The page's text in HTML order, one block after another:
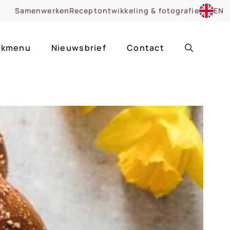
SamenwerkenReceptontwikkeling & fotografie EN
Nieuwsbrief Contact